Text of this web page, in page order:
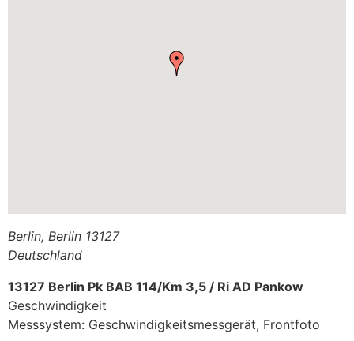
Berlin, Berlin 13127
Deutschland
13127 Berlin Pk BAB 114/Km 3,5 / Ri AD Pankow
Geschwindigkeit
Messsystem: Geschwindigkeitsmessgerät, Frontfoto